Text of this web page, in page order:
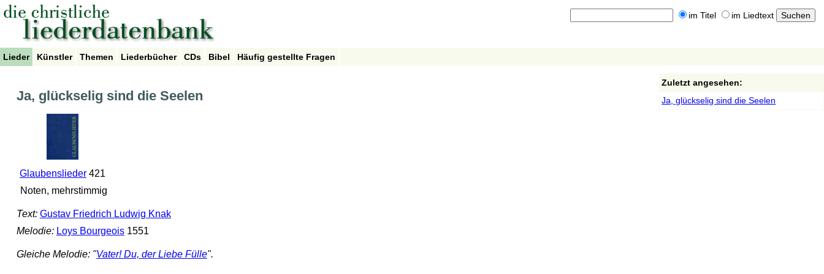
im Titel im Liedtext
Lieder Künstler Themen Liederbücher CDs Bibel Häufig gestellte Fragen
Ja, glückselig sind die Seelen
Glaubenslieder421
Noten, mehrstimmig
Text: Gustav Friedrich Ludwig Knak
Melodie: Loys Bourgeois1551
Gleiche Melodie: "Vater! Du, der Liebe Fülle".
Zuletzt angesehen:
Ja, glückselig sind die Seelen